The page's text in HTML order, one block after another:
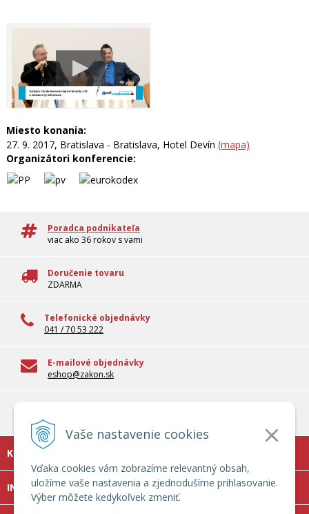
Vaše nastavenie cookies
Vďaka cookies vám zobrazíme relevantný obsah,
uložíme vaše nastavenia a zjednodušíme prihlasovanie.
Výber môžete kedykoľvek zmeniť.
Miesto konania:
27. 9. 2017, Bratislava - Bratislava, Hotel Devín (mapa)
Organizátori konferencie:
Poradca podnikateľa
viac ako 36 rokov s vami
Doručenie tovaru
ZDARMA
Telefonické objednávky
041 / 70 53 222
E-mailové objednávky
eshop@zakon.sk
Odborné informácie pre reálnu prax
KONTAKT
INFOLINKA